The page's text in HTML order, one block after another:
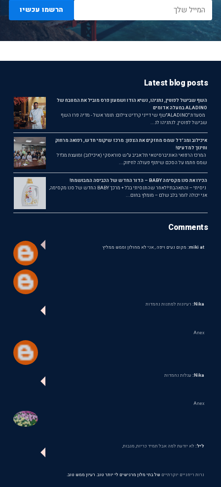
הרשמו עכשיו
Latest blog posts
השף שבישל לפוטין, נתניהו, נשיא הודו ושמעון פרס מוביל את המטבח של
ALADINO במעלה אדומים
מסעדת ״ALADINO״שף שי דייני קרדיט צילום: תומר אשל - מדיה פרו השף
שבישל לפוטין, לנתניהו לנ...
איכילוב ומג'דל שמס מחזקים את הצפון: מרכז שיקומי חדש, רפואה מרחוק
וחינוך למדעים!
המרכז הרפואי האוניברסיטאי תל אביב ע"ש סוראסקי (איכילוב) ומועצת מג'דל
שמס חתמו על הסכם שיתוף פעולה לחיזוק...
הכירו את סנו מקסימה BABY – הדור החדש של הכביסה המבושמת!
ניסיתי – והתאהבתי!לאחר שהתנסיתי בג'ל + מרכך BABY החדש של סנו מקסימה,
אני יכולה לומר בלב שלם – מומלץ בחום...
Comments
miki at: מקום נעים ויפה , אני לא מחולון וממש ממליץ
Nika: רעיונות למתנות נחמדות
Anex
Nika: עגלות נחמדות
Anex
ליל: לא יודעת למה אבל תמיד כריות, מגבות,
נרות ריחניים יוקרתיים של בתי מלון מרגישים לי יותר טוב. רעיון ממש טוב.